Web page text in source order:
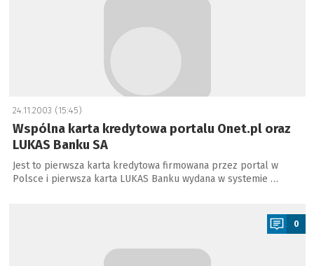
24.11.2003 (15:45)
Wspólna karta kredytowa portalu Onet.pl oraz
LUKAS Banku SA
Jest to pierwsza karta kredytowa firmowana przez portal w
Polsce i pierwsza karta LUKAS Banku wydana w systemie …
0